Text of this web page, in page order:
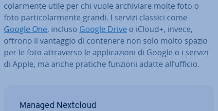
co­lar­men­te utile per chi vuole ar­chi­via­re molte foto o
foto par­ti­co­lar­men­te grandi. I servizi classici come
Google One, incluso Google Drive o iCloud+, invece,
offrono il vantaggio di contenere non solo molto spazio
per le foto at­tra­ver­so le ap­pli­ca­zio­ni di Google o i servizi
di Apple, ma anche pratiche funzioni adatte all’ufficio.
Managed Nextcloud